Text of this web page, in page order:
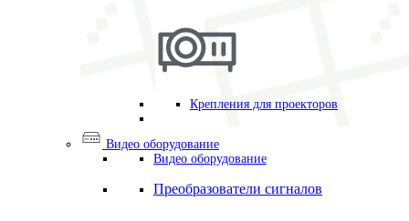
Крепления для проекторов
Видео оборудование
Видео оборудование
Преобразователи сигналов